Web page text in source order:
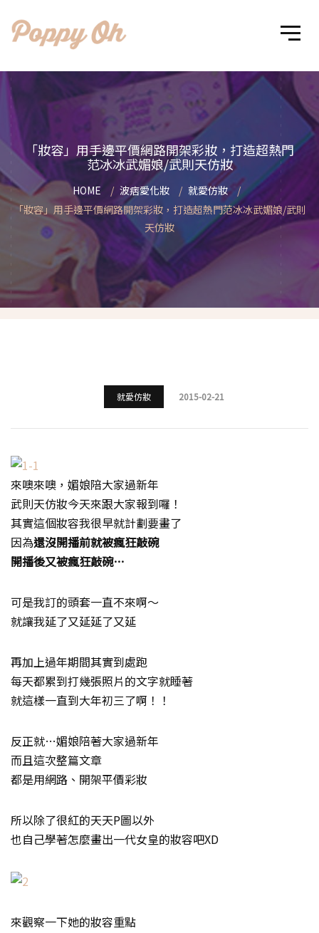
「妝容」用手邊平價網路開架彩妝，打造超熱門
范冰冰武媚娘/武則天仿妝
HOME 波痞愛化妝
就愛仿妝
「妝容」用手邊平價網路開架彩妝，打造超熱門范冰冰武媚娘/武則
天仿妝
就愛仿妝 2015-02-21
來噢來噢，媚娘陪大家過新年
武則天仿妝今天來跟大家報到囉！
其實這個妝容我很早就計劃要畫了
因為還沒開播前就被瘋狂敲碗
開播後又被瘋狂敲碗…
可是我訂的頭套一直不來啊～
就讓我延了又延延了又延
再加上過年期間其實到處跑
每天都累到打幾張照片的文字就睡著
就這樣一直到大年初三了啊！！
反正就…媚娘陪著大家過新年
而且這次整篇文章
都是用網路、開架平價彩妝
所以除了很紅的天天P圖以外
也自己學著怎麼畫出一代女皇的妝容吧XD
來觀察一下她的妝容重點